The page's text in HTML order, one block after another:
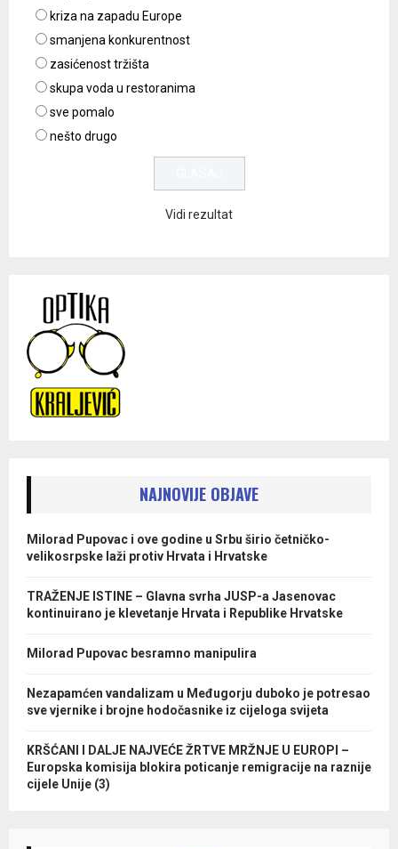
kriza na zapadu Europe
smanjena konkurentnost
zasićenost tržišta
skupa voda u restoranima
sve pomalo
nešto drugo
Vidi rezultat
NAJNOVIJE OBJAVE
Milorad Pupovac i ove godine u Srbu širio četničko-
velikosrpske laži protiv Hrvata i Hrvatske
TRAŽENJE ISTINE – Glavna svrha JUSP-a Jasenovac
kontinuirano je klevetanje Hrvata i Republike Hrvatske
Milorad Pupovac besramno manipulira
Nezapamćen vandalizam u Međugorju duboko je potresao
sve vjernike i brojne hodočasnike iz cijeloga svijeta
KRŠĆANI I DALJE NAJVEĆE ŽRTVE MRŽNJE U EUROPI –
Europska komisija blokira poticanje remigracije na raznije
cijele Unije (3)